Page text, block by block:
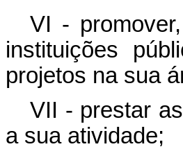
VI -
instituições
projetos na sua
VII - prestar
a sua atividade;